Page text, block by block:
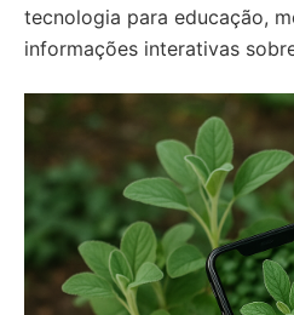
tecnologia para educação,
informações interativas